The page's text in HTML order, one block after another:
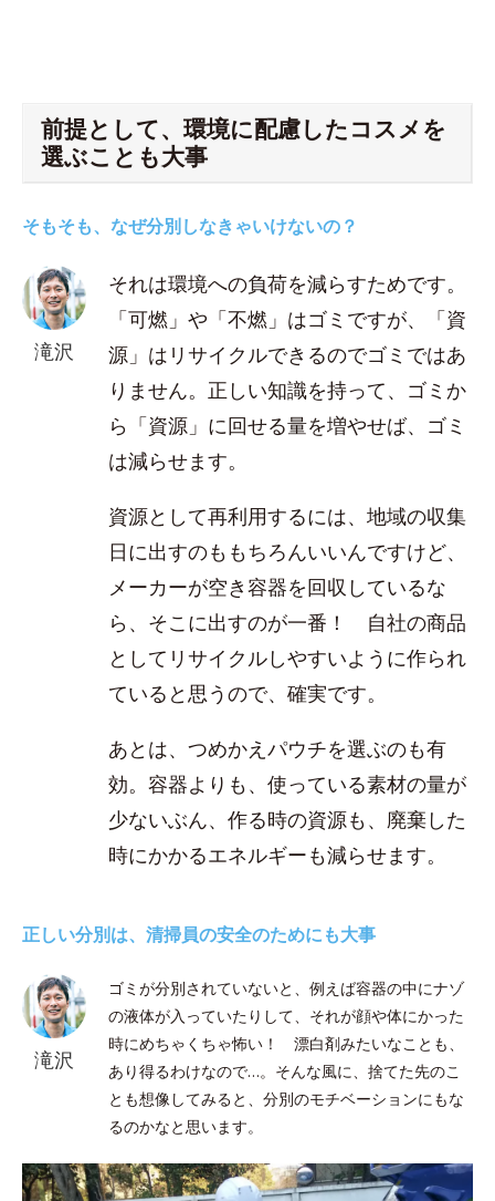
前提として、環境に配慮したコスメを
選ぶことも大事
そもそも、なぜ分別しなきゃいけないの？
滝沢
それは環境への負荷を減らすためです。
「可燃」や「不燃」はゴミですが、「資
源」はリサイクルできるのでゴミではあ
りません。正しい知識を持って、ゴミか
ら「資源」に回せる量を増やせば、ゴミ
は減らせます。
資源として再利用するには、地域の収集
日に出すのももちろんいいんですけど、
メーカーが空き容器を回収しているな
ら、そこに出すのが一番！ 自社の商品
としてリサイクルしやすいように作られ
ていると思うので、確実です。
あとは、つめかえパウチを選ぶのも有
効。容器よりも、使っている素材の量が
少ないぶん、作る時の資源も、廃棄した
時にかかるエネルギーも減らせます。
正しい分別は、清掃員の安全のためにも大事
滝沢
ゴミが分別されていないと、例えば容器の中にナゾ
の液体が入っていたりして、それが顔や体にかった
時にめちゃくちゃ怖い！ 漂白剤みたいなことも、
あり得るわけなので…。そんな風に、捨てた先のこ
とも想像してみると、分別のモチベーションにもな
るのかなと思います。